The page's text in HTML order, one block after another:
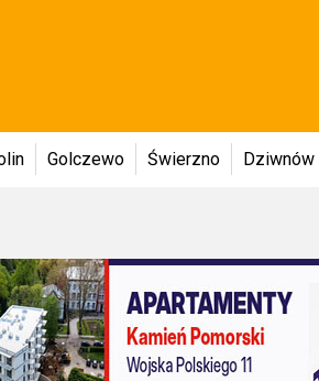
Golczewo Świerzno Dziwnów